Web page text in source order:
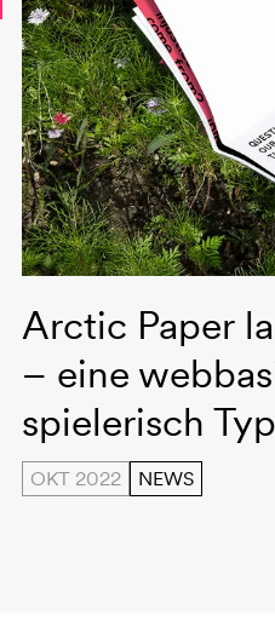
Arctic Paper
– eine
spielerisch
OKT 2022 NEWS